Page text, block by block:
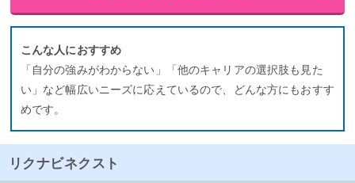
こんな人におすすめ
「自分の強みがわからない」「他のキャリアの選択肢も見た
い」など幅広いニーズに応えているので、どんな方にもおすす
めです。
リクナビネクスト